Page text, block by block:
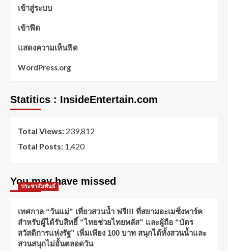
เข้าสู่ระบบ
เข้าฟีด
แสดงความเห็นฟีด
WordPress.org
Statitics : InsideEntertain.com
Total Views: 239,812
Total Posts: 1,420
You may have missed
ประชาสัมพันธ์
เทศกาล “วันแม่” เที่ยวสวนน้ำ ฟรี!!! ที่สยามอะเมซิ่งพาร์ค
สำหรับผู้ได้รับสิทธิ์ “ไทยช่วยไทยพลัส” และผู้ถือ “บัตร
สวัสดิการแห่งรัฐ” เพิ่มเพียง 100 บาท สนุกได้ทั้งสวนน้ำและ
สวนสนุกไม่อั้นตลอดวัน